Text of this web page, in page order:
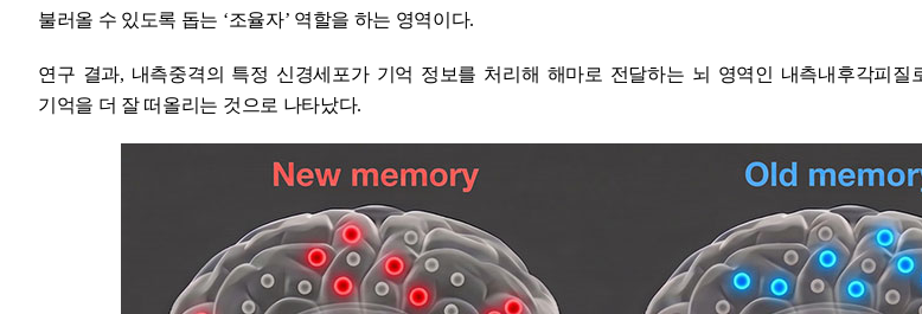
불러올 수 있도록 돕는 ‘조율자’ 역할을 하는 영역이다.
연구 결과, 내측중격의 특정 신경세포가 기억 정보를 처리해 해마로 전달하는 뇌 영역인 내측내후각피질
기억을 더 잘 떠올리는 것으로 나타났다.